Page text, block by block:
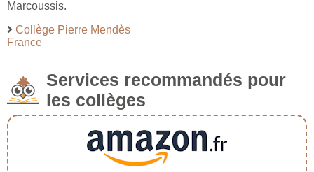
Marcoussis.
Collège Pierre Mendès
France
Services recommandés pour
les collèges